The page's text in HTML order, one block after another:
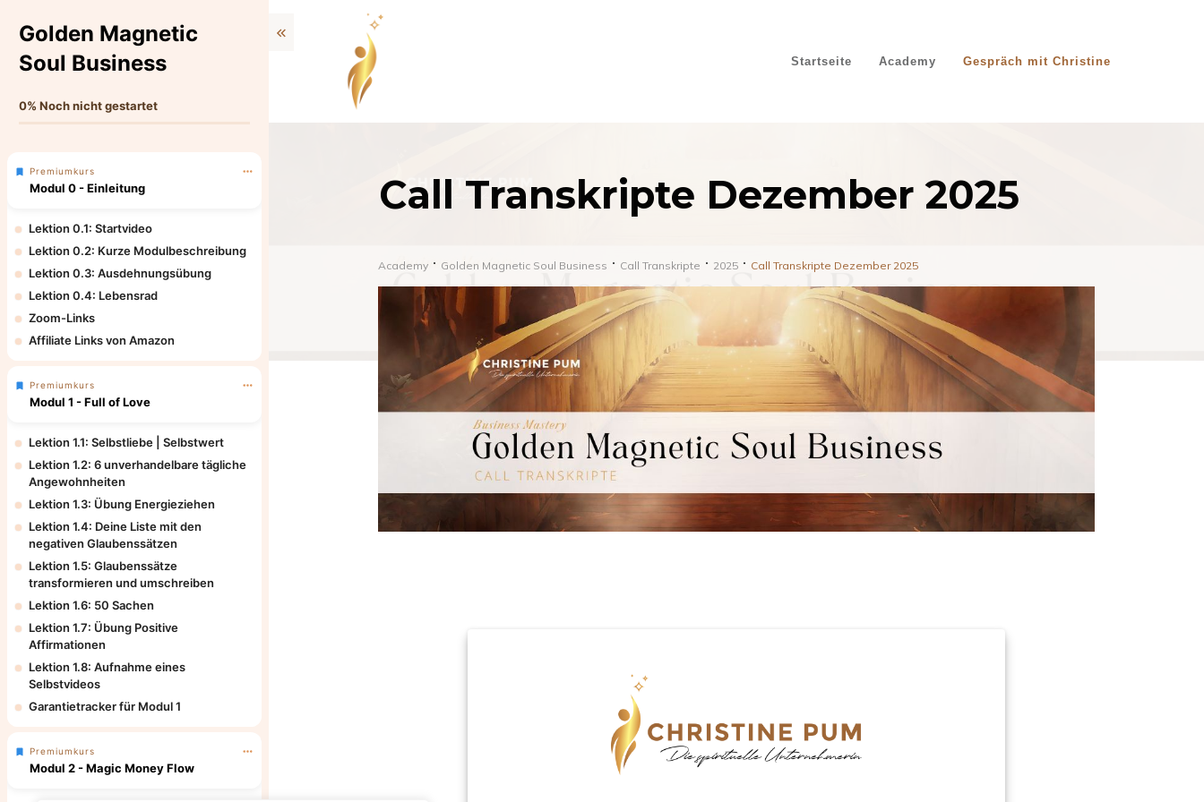
Startseite Academy Gespräch mit Christine
Call Transkripte Dezember 2025
Academy Golden Magnetic Soul Business Call Transkripte 2025 Call Transkripte Dezember 2025
Golden Magnetic
Soul Business
0% Noch nicht gestartet
Premiumkurs
Modul 0 - Einleitung
Lektion 0.1: Startvideo
Lektion 0.2: Kurze Modulbeschreibung
Lektion 0.3: Ausdehnungsübung
Lektion 0.4: Lebensrad
Zoom-Links
Affiliate Links von Amazon
Premiumkurs
Modul 1 - Full of Love
Lektion 1.1: Selbstliebe | Selbstwert
Lektion 1.2: 6 unverhandelbare tägliche
Angewohnheiten
Lektion 1.3: Übung Energieziehen
Lektion 1.4: Deine Liste mit den
negativen Glaubenssätzen
Lektion 1.5: Glaubenssätze
transformieren und umschreiben
Lektion 1.6: 50 Sachen
Lektion 1.7: Übung Positive
Affirmationen
Lektion 1.8: Aufnahme eines
Selbstvideos
Garantietracker für Modul 1
Premiumkurs
Modul 2 - Magic Money Flow